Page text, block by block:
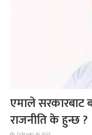
एमाले सरकारबाट
राजनीति के हुन्छ ?